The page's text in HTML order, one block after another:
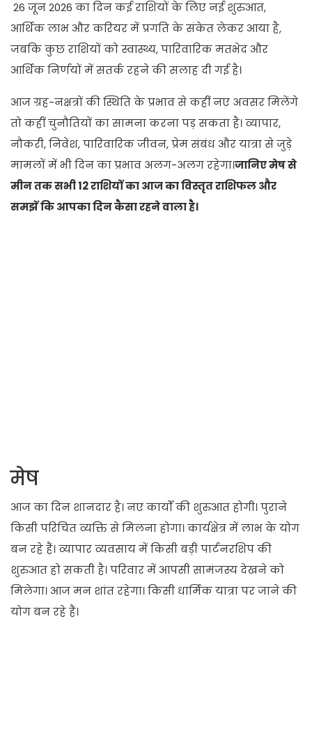
26 जून 2026 का दिन कई राशियों के लिए नई शुरुआत,
आर्थिक लाभ और करियर में प्रगति के संकेत लेकर आया है,
जबकि कुछ राशियों को स्वास्थ्य, पारिवारिक मतभेद और
आर्थिक निर्णयों में सतर्क रहने की सलाह दी गई है।
आज ग्रह-नक्षत्रों की स्थिति के प्रभाव से कहीं नए अवसर मिलेंगे
तो कहीं चुनौतियों का सामना करना पड़ सकता है। व्यापार,
नौकरी, निवेश, पारिवारिक जीवन, प्रेम संबंध और यात्रा से जुड़े
मामलों में भी दिन का प्रभाव अलग-अलग रहेगा।जानिए मेष से
मीन तक सभी 12 राशियों का आज का विस्तृत राशिफल और
समझें कि आपका दिन कैसा रहने वाला है।
मेष
आज का दिन शानदार है। नए कार्यों की शुरुआत होगी। पुराने
किसी परिचित व्यक्ति से मिलना होगा। कार्यक्षेत्र में लाभ के योग
बन रहे हैं। व्यापार व्यवसाय में किसी बड़ी पार्टनरशिप की
शुरुआत हो सकती है। परिवार में आपसी सामंजस्य देखने को
मिलेगा। आज मन शांत रहेगा। किसी धार्मिक यात्रा पर जाने की
योग बन रहे हैं।